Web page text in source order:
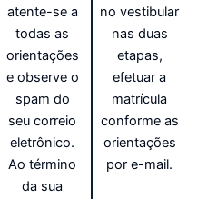
atente-se a
todas as
orientações
e observe o
spam do
seu correio
eletrônico.
Ao término
da sua
no vestibular
nas duas
etapas,
efetuar a
matrícula
conforme as
orientações
por e-mail.